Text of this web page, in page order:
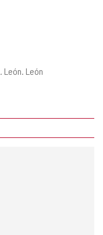
León. León